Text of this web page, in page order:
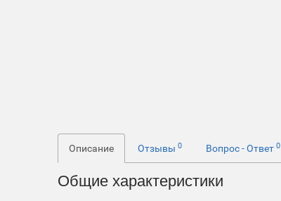
Описание Отзывы0 Вопрос - Ответ0
Общие характеристики